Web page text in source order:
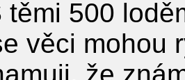
těmi 500
věci mohou
že